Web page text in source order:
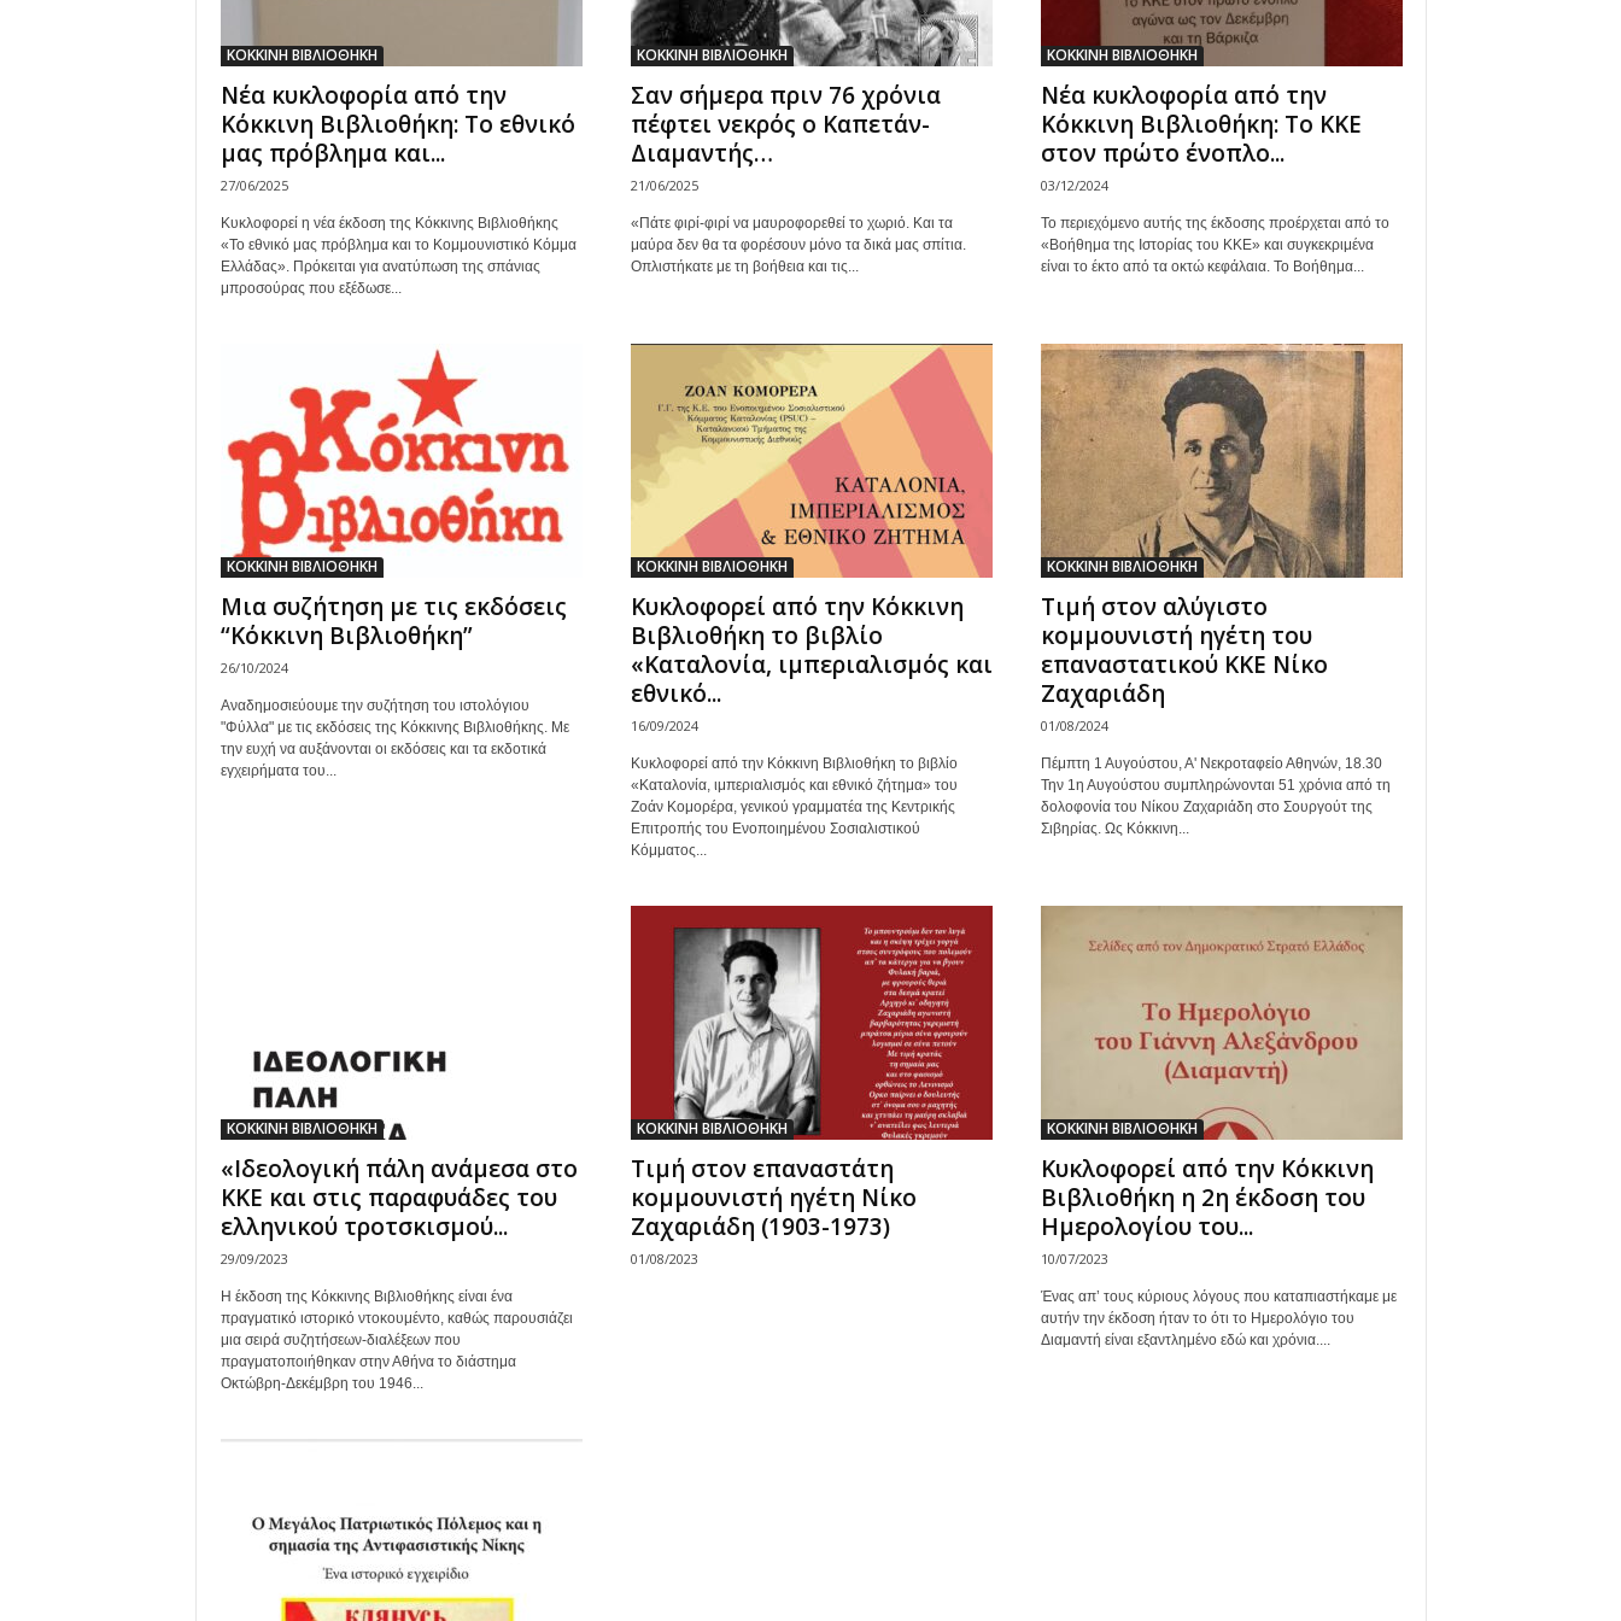
ΚΟΚΚΙΝΗ ΒΙΒΛΙΟΘΗΚΗ
Νέα κυκλοφορία από την
Κόκκινη Βιβλιοθήκη: Το εθνικό
μας πρόβλημα και...
27/06/2025
Κυκλοφορεί η νέα έκδοση της Κόκκινης Βιβλιοθήκης
«Το εθνικό μας πρόβλημα και το Κομμουνιστικό Κόμμα
Ελλάδας». Πρόκειται για ανατύπωση της σπάνιας
μπροσούρας που εξέδωσε...
ΚΟΚΚΙΝΗ ΒΙΒΛΙΟΘΗΚΗ
Σαν σήμερα πριν 76 χρόνια
πέφτει νεκρός ο Καπετάν-
Διαμαντής…
21/06/2025
«Πάτε φιρί-φιρί να μαυροφορεθεί το χωριό. Και τα
μαύρα δεν θα τα φορέσουν μόνο τα δικά μας σπίτια.
Οπλιστήκατε με τη βοήθεια και τις...
ΚΟΚΚΙΝΗ ΒΙΒΛΙΟΘΗΚΗ
Νέα κυκλοφορία από την
Κόκκινη Βιβλιοθήκη: Το ΚΚΕ
στον πρώτο ένοπλο...
03/12/2024
Το περιεχόμενο αυτής της έκδοσης προέρχεται από το
«Βοήθημα της Ιστορίας του ΚΚΕ» και συγκεκριμένα
είναι το έκτο από τα οκτώ κεφάλαια. Το Βοήθημα...
ΚΟΚΚΙΝΗ ΒΙΒΛΙΟΘΗΚΗ
Μια συζήτηση με τις εκδόσεις
“Κόκκινη Βιβλιοθήκη”
26/10/2024
Αναδημοσιεύουμε την συζήτηση του ιστολόγιου
"Φύλλα" με τις εκδόσεις της Κόκκινης Βιβλιοθήκης. Με
την ευχή να αυξάνονται οι εκδόσεις και τα εκδοτικά
εγχειρήματα του...
ΚΟΚΚΙΝΗ ΒΙΒΛΙΟΘΗΚΗ
Κυκλοφορεί από την Κόκκινη
Βιβλιοθήκη το βιβλίο
«Καταλονία, ιμπεριαλισμός και
εθνικό...
16/09/2024
Κυκλοφορεί από την Κόκκινη Βιβλιοθήκη το βιβλίο
«Καταλονία, ιμπεριαλισμός και εθνικό ζήτημα» του
Ζοάν Κομορέρα, γενικού γραμματέα της Κεντρικής
Επιτροπής του Ενοποιημένου Σοσιαλιστικού
Κόμματος...
ΚΟΚΚΙΝΗ ΒΙΒΛΙΟΘΗΚΗ
Τιμή στον αλύγιστο
κομμουνιστή ηγέτη του
επαναστατικού ΚΚΕ Νίκο
Ζαχαριάδη
01/08/2024
Πέμπτη 1 Αυγούστου, Α' Νεκροταφείο Αθηνών, 18.30
Την 1η Αυγούστου συμπληρώνονται 51 χρόνια από τη
δολοφονία του Νίκου Ζαχαριάδη στο Σουργούτ της
Σιβηρίας. Ως Κόκκινη...
ΚΟΚΚΙΝΗ ΒΙΒΛΙΟΘΗΚΗ
«Ιδεολογική πάλη ανάμεσα στο
ΚΚΕ και στις παραφυάδες του
ελληνικού τροτσκισμού...
29/09/2023
Η έκδοση της Κόκκινης Βιβλιοθήκης είναι ένα
πραγματικό ιστορικό ντοκουμέντο, καθώς παρουσιάζει
μια σειρά συζητήσεων-διαλέξεων που
πραγματοποιήθηκαν στην Αθήνα το διάστημα
Οκτώβρη-Δεκέμβρη του 1946...
ΚΟΚΚΙΝΗ ΒΙΒΛΙΟΘΗΚΗ
Τιμή στον επαναστάτη
κομμουνιστή ηγέτη Νίκο
Ζαχαριάδη (1903-1973)
01/08/2023
ΚΟΚΚΙΝΗ ΒΙΒΛΙΟΘΗΚΗ
Κυκλοφορεί από την Κόκκινη
Βιβλιοθήκη η 2η έκδοση του
Ημερολογίου του...
10/07/2023
Ένας απ’ τους κύριους λόγους που καταπιαστήκαμε με
αυτήν την έκδοση ήταν το ότι το Ημερολόγιο του
Διαμαντή είναι εξαντλημένο εδώ και χρόνια....